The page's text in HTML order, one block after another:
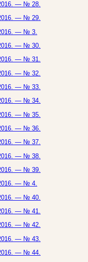
— № 28.
— № 29.
— № 3.
— № 30.
— № 31.
— № 32.
— № 33.
— № 34.
— № 35.
— № 36.
— № 37.
— № 38.
— № 39.
— № 4.
— № 40.
— № 41.
— № 42.
— № 43.
— № 44.